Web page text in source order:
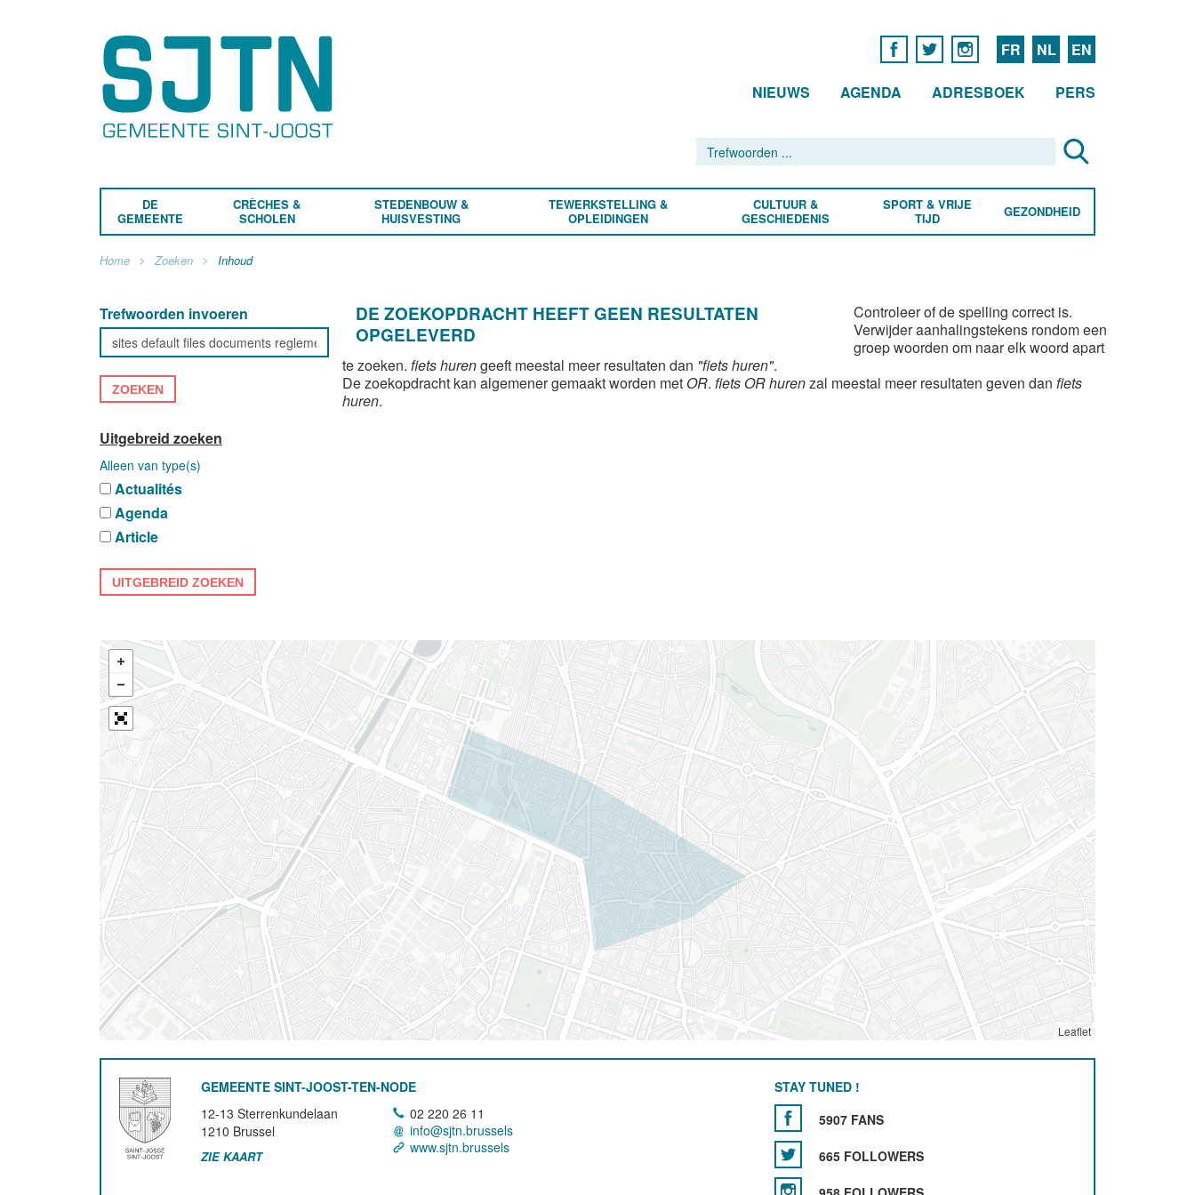
FR NL EN
NIEUWS AGENDA ADRESBOEK PERS
DE
GEMEENTE
CRÈCHES &
SCHOLEN
STEDENBOUW &
HUISVESTING
TEWERKSTELLING &
OPLEIDINGEN
CULTUUR &
GESCHIEDENIS
SPORT & VRIJE
TIJD
GEZONDHEID
Home Zoeken Inhoud
Trefwoorden invoeren
ZOEKEN
Uitgebreid zoeken
Alleen van type(s)
Actualités
Agenda
Article
UITGEBREID ZOEKEN
DE ZOEKOPDRACHT HEEFT GEEN RESULTATEN
OPGELEVERD
Controleer of de spelling correct is.
Verwijder aanhalingstekens rondom een
groep woorden om naar elk woord apart
te zoeken. fiets hurengeeft meestal meer resultaten dan "fiets huren".
De zoekopdracht kan algemener gemaakt worden met OR. fiets OR hurenzal meestal meer resultaten geven dan fiets
huren.
Leaflet
GEMEENTE SINT-JOOST-TEN-NODE
12-13 Sterrenkundelaan
1210 Brussel
ZIE KAART
02 220 26 11
info@sjtn.brussels
www.sjtn.brussels
STAY TUNED !
5907 FANS
665 FOLLOWERS